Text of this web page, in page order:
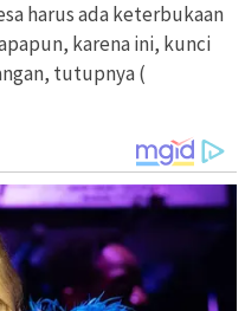
harus ada keterbukaan
karena ini, kunci
tutupnya (